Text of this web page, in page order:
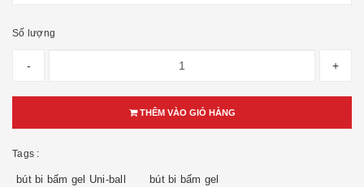
Số lượng
- +
THÊM VÀO GIỎ HÀNG
Tags :
bút bi bấm gel Uni-ball bút bi bấm gel